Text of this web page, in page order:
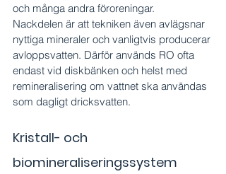
och många andra föroreningar.
Nackdelen är att tekniken även avlägsnar
nyttiga mineraler och vanligtvis producerar
avloppsvatten. Därför används RO ofta
endast vid diskbänken och helst med
remineralisering om vattnet ska användas
som dagligt dricksvatten.
Kristall- och
biomineraliseringssystem